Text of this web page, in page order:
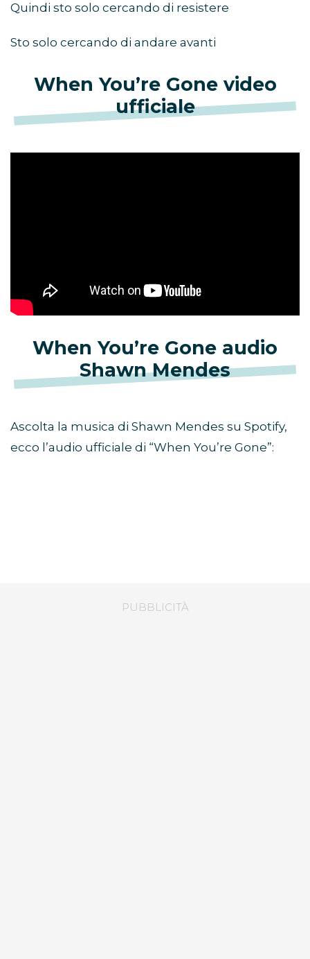
Quindi sto solo cercando di resistere
Sto solo cercando di andare avanti
When You’re Gone video
ufficiale
When You’re Gone audio
Shawn Mendes
Ascolta la musica di Shawn Mendes su Spotify,
ecco l’audio ufficiale di “When You’re Gone”: